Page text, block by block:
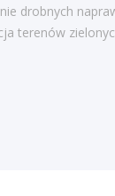
drobnych
terenów